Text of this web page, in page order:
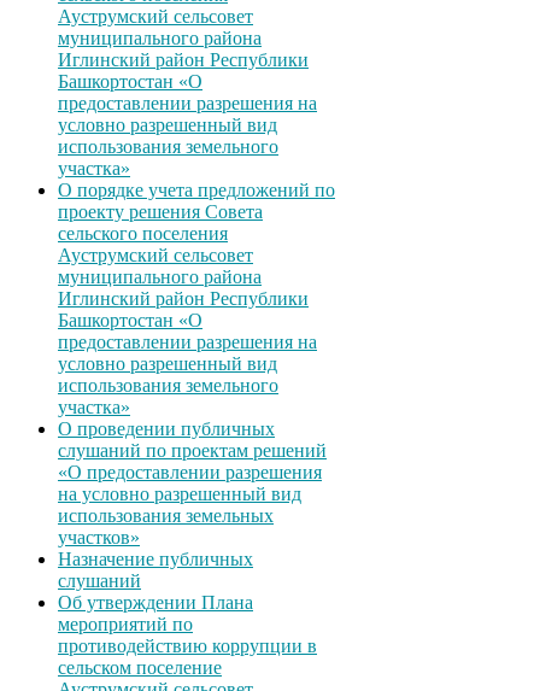
Ауструмский сельсовет
муниципального района
Иглинский район Республики
Башкортостан «О
предоставлении разрешения на
условно разрешенный вид
использования земельного
участка»
О порядке учета предложений по
проекту решения Совета
сельского поселения
Ауструмский сельсовет
муниципального района
Иглинский район Республики
Башкортостан «О
предоставлении разрешения на
условно разрешенный вид
использования земельного
участка»
О проведении публичных
слушаний по проектам решений
«О предоставлении разрешения
на условно разрешенный вид
использования земельных
участков»
Назначение публичных
слушаний
Об утверждении Плана
мероприятий по
противодействию коррупции в
сельском поселение